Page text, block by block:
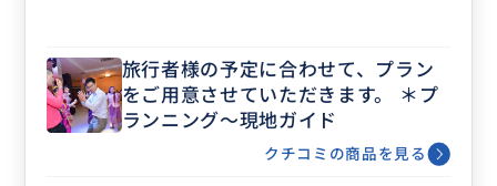
旅行者様の予定に合わせて、プラン
をご用意させていただきます。 ＊プ
ランニング〜現地ガイド
クチコミの商品を見る